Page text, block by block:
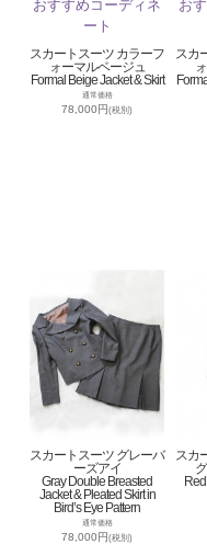
スカートスーツ カラーフ
ォーマルベージュ
Formal Beige Jacket & Skirt
通常価格
78,000円(税別)
スカ
スカートスーツ グレーバ
ーズアイ
Gray Double Breasted
Jacket & Pleated Skirt in
Bird’s Eye Pattern
通常価格
78,000円(税別)
スカ